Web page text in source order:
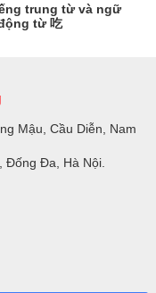
trung từ và ngữ
từ 吃
Mậu, Cầu Diễn, Nam
Đống Đa, Hà Nội.